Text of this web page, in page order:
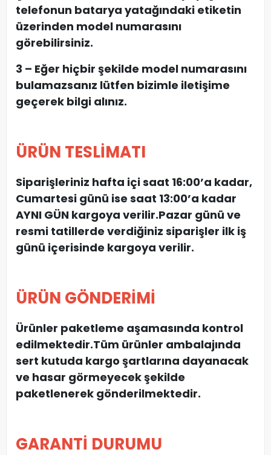
telefonun batarya yatağındaki etiketin
üzerinden model numarasını
görebilirsiniz.
3 – Eğer hiçbir şekilde model numarasını
bulamazsanız lütfen bizimle iletişime
geçerek bilgi alınız.
ÜRÜN TESLİMATI
Siparişleriniz hafta içi saat 16:00’a kadar,
Cumartesi günü ise saat 13:00’a kadar
AYNI GÜN kargoya verilir.Pazar günü ve
resmi tatillerde verdiğiniz siparişler ilk iş
günü içerisinde kargoya verilir.
ÜRÜN GÖNDERİMİ
Ürünler paketleme aşamasında kontrol
edilmektedir.Tüm ürünler ambalajında
sert kutuda kargo şartlarına dayanacak
ve hasar görmeyecek şekilde
paketlenerek gönderilmektedir.
GARANTİ DURUMU